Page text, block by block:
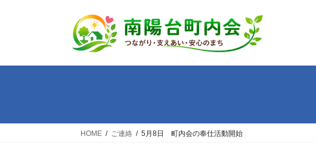
ツ
シ
HOME ご連絡 5月8日 町内会の奉仕活動開始